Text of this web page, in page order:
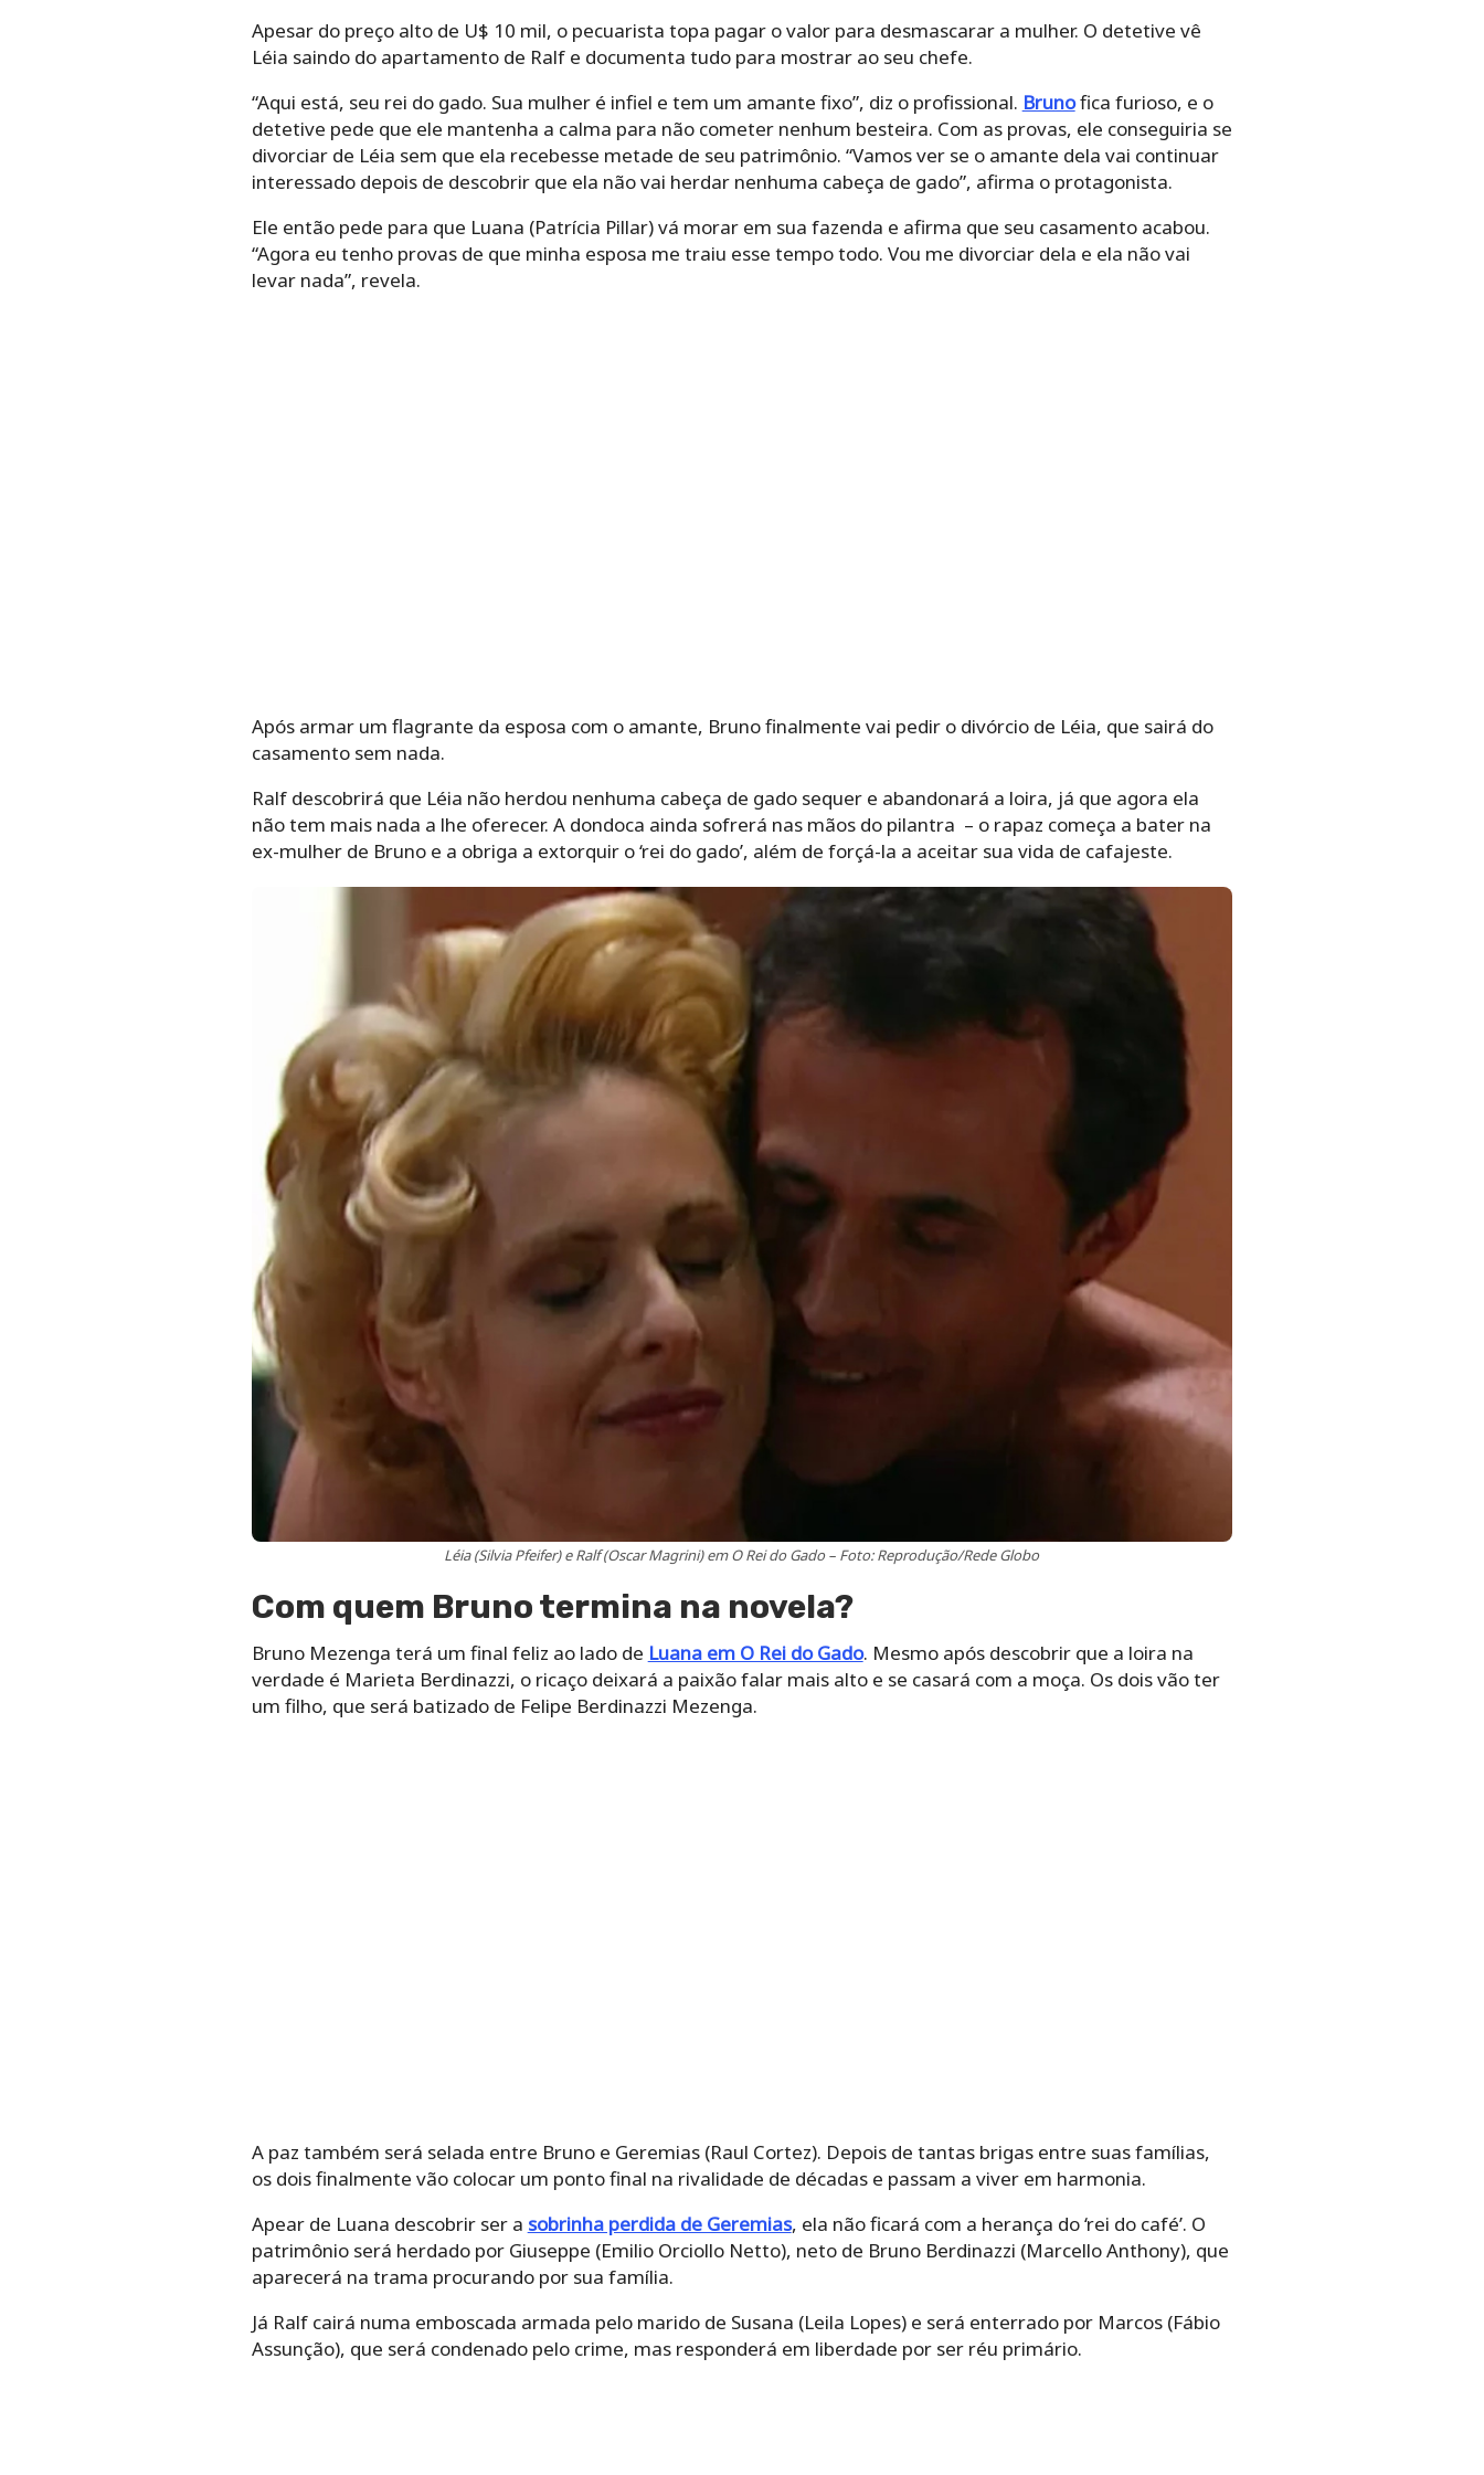
Apesar do preço alto de U$ 10 mil, o pecuarista topa pagar o valor para desmascarar a mulher. O detetive vê
Léia saindo do apartamento de Ralf e documenta tudo para mostrar ao seu chefe.
“Aqui está, seu rei do gado. Sua mulher é infiel e tem um amante fixo”, diz o profissional. Brunofica furioso, e o
detetive pede que ele mantenha a calma para não cometer nenhum besteira. Com as provas, ele conseguiria se
divorciar de Léia sem que ela recebesse metade de seu patrimônio. “Vamos ver se o amante dela vai continuar
interessado depois de descobrir que ela não vai herdar nenhuma cabeça de gado”, afirma o protagonista.
Ele então pede para que Luana (Patrícia Pillar) vá morar em sua fazenda e afirma que seu casamento acabou.
“Agora eu tenho provas de que minha esposa me traiu esse tempo todo. Vou me divorciar dela e ela não vai
levar nada”, revela.
Após armar um flagrante da esposa com o amante, Bruno finalmente vai pedir o divórcio de Léia, que sairá do
casamento sem nada.
Ralf descobrirá que Léia não herdou nenhuma cabeça de gado sequer e abandonará a loira, já que agora ela
não tem mais nada a lhe oferecer. A dondoca ainda sofrerá nas mãos do pilantra – o rapaz começa a bater na
ex-mulher de Bruno e a obriga a extorquir o ‘rei do gado’, além de forçá-la a aceitar sua vida de cafajeste.
Léia (Silvia Pfeifer) e Ralf (Oscar Magrini) em O Rei do Gado – Foto: Reprodução/Rede Globo
Com quem Bruno termina na novela?
Bruno Mezenga terá um final feliz ao lado de Luana em O Rei do Gado. Mesmo após descobrir que a loira na
verdade é Marieta Berdinazzi, o ricaço deixará a paixão falar mais alto e se casará com a moça. Os dois vão ter
um filho, que será batizado de Felipe Berdinazzi Mezenga.
A paz também será selada entre Bruno e Geremias (Raul Cortez). Depois de tantas brigas entre suas famílias,
os dois finalmente vão colocar um ponto final na rivalidade de décadas e passam a viver em harmonia.
Apear de Luana descobrir ser a sobrinha perdida de Geremias, ela não ficará com a herança do ‘rei do café’. O
patrimônio será herdado por Giuseppe (Emilio Orciollo Netto), neto de Bruno Berdinazzi (Marcello Anthony), que
aparecerá na trama procurando por sua família.
Já Ralf cairá numa emboscada armada pelo marido de Susana (Leila Lopes) e será enterrado por Marcos (Fábio
Assunção), que será condenado pelo crime, mas responderá em liberdade por ser réu primário.